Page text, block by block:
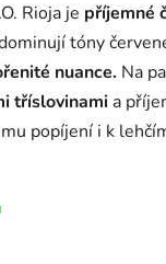
Rioja je příjemné
tóny
nuance. Na
tříslovinami a
popíjení i k